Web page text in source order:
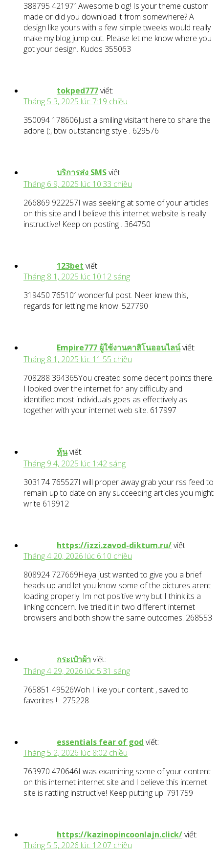
388795 421971Awesome blog! Is your theme custom
made or did you download it from somewhere? A
design like yours with a few simple tweeks would really
make my blog jump out. Please let me know where you
got your design. Kudos 355063
tokped777viết:
Tháng 5 3, 2025 lúc 7:19 chiều
350094 178606Just a smiling visitant here to share the
adore (:, btw outstanding style . 629576
บริการส่ง SMSviết:
Tháng 6 9, 2025 lúc 10:33 chiều
266869 922257I was seeking at some of your articles
on this site and I believe this internet website is really
instructive! Keep on posting . 364750
123bet viết:
Tháng 8 1, 2025 lúc 10:12 sáng
319450 765101wonderful post. Neer knew this,
regards for letting me know. 527790
Empire777 ผู้ใช้งานคาสิโนออนไลน์viết:
Tháng 8 1, 2025 lúc 11:55 chiều
708288 394365You created some decent points there.
I looked over the internet for any difficulty and
identified most individuals goes as effectively as
together with your internet web site. 617997
หุ้นviết:
Tháng 9 4, 2025 lúc 1:42 sáng
303174 765527I will proper away grab your rss feed to
remain up to date on any succeeding articles you might
write 619912
https://izzi.zavod-diktum.ru/viết:
Tháng 4 20, 2026 lúc 6:10 chiều
808924 727669Heya just wanted to give you a brief
heads up and let you know some of the pictures arent
loading properly. Im not positive why but I think its a
linking concern. Ive tried it in two different internet
browsers and both show the same outcomes. 268553
กระเป๋าผ้า viết:
Tháng 4 29, 2026 lúc 5:31 sáng
765851 49526Woh I like your content , saved to
favorites ! . 275228
essentials fear of god viết:
Tháng 5 2, 2026 lúc 8:02 chiều
763970 470646I was examining some of your content
on this internet internet site and I believe this internet
site is rattling instructive! Keep putting up. 791759
https://kazinopincoonlajn.click/viết:
Tháng 5 5, 2026 lúc 12:07 chiều